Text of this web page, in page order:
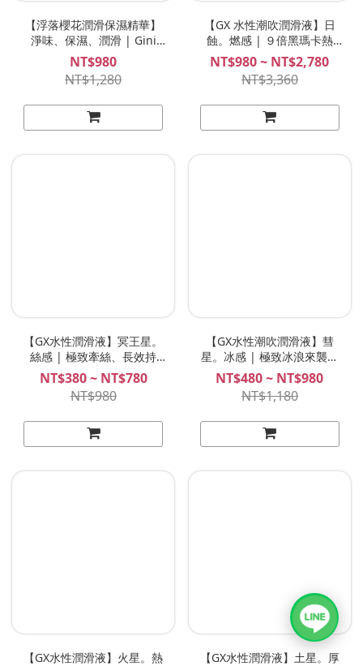
【浮落櫻花潤滑保濕精華】
淨味、保濕、潤滑 | Gini
Float 保濕精華 50mL
NT$980
NT$1,280
【GX 水性潮吹潤滑液】日
蝕。燃感 | ９倍黑瑪卡熱
感！前所未有的超強溫熱感
潮吹水性潤滑液！50ml
NT$980 ~ NT$2,780
NT$3,360
【GX水性潤滑液】冥王星。
絲感 | 極致牽絲、長效持
久，後庭、飛機杯專用!
NT$380 ~ NT$780
NT$980
【GX水性潮吹潤滑液】彗
星。冰感 | 極致冰浪來襲！
超冰爽水性潮吹潤滑液！
NT$480 ~ NT$980
NT$1,180
【GX水性潤滑液】火星。熱
【GX水性潤滑液】土星。厚